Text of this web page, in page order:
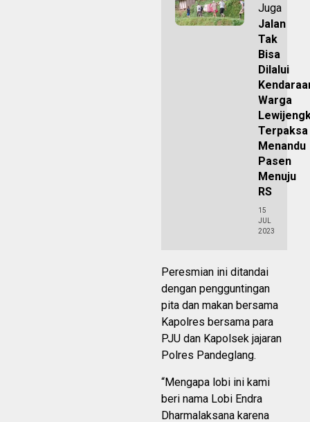
Juga
Jalan
Tak
Bisa
Dilalui
Warga
Terpaksa
Menandu
Pasen
Menuju
RS
15
JUL
2023
Peresmian ini ditandai
dengan pengguntingan
pita dan makan bersama
Kapolres bersama para
PJU dan Kapolsek jajaran
Polres Pandeglang.
“Mengapa lobi ini kami
beri nama Lobi Endra
Dharmalaksana karena